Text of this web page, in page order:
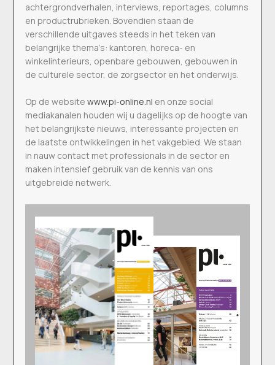
achtergrondverhalen, interviews, reportages, columns
en productrubrieken. Bovendien staan de
verschillende uitgaves steeds in het teken van
belangrijke thema’s: kantoren, horeca- en
winkelinterieurs, openbare gebouwen, gebouwen in
de culturele sector, de zorgsector en het onderwijs.
Op de websitewww.pi-online.nl en onze social
mediakanalen houden wij u dagelijks op de hoogte van
het belangrijkste nieuws, interessante projecten en
de laatste ontwikkelingen in het vakgebied. We staan
in nauw contact met professionals in de sector en
maken intensief gebruik van de kennis van ons
uitgebreide netwerk.